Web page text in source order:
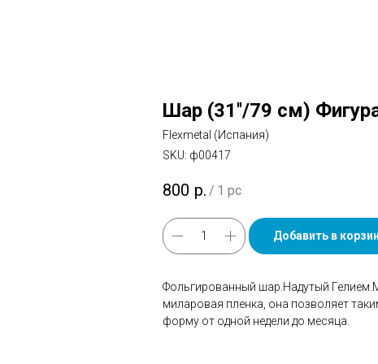
Шар (31''/79 см)
Flexmetal (Испания)
SKU: ф00417
800 р. / 1 pc
Добавить в
Фольгированный шар.Надутый
миларовая пленка, она позволяет
форму от одной недели до месяца.